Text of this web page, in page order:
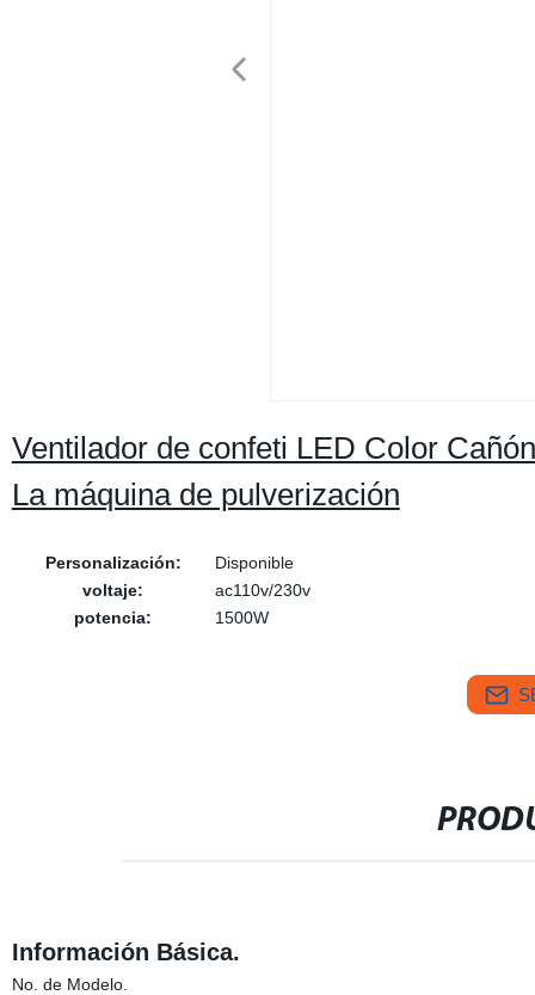
Ventilador de confeti LED Color
La máquina de pulverización
Personalización:
Disponible
voltaje:
ac110v/230v
potencia:
1500W
Información Básica.
No. de Modelo.